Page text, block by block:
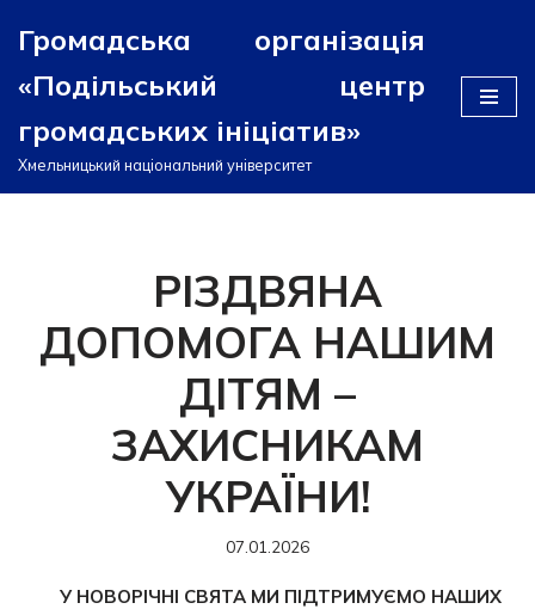
Перейти
до
вмісту
Громадська організація
«Подільський центр
громадських ініціатив»
Хмельницький національний університет
РІЗДВЯНА
ДОПОМОГА НАШИМ
ДІТЯМ –
ЗАХИСНИКАМ
УКРАЇНИ!
07.01.2026
У НОВОРІЧНІ СВЯТА МИ ПІДТРИМУЄМО НАШИХ